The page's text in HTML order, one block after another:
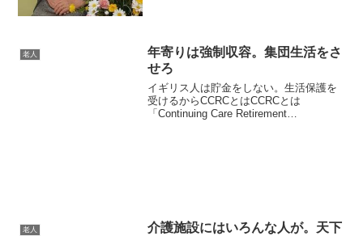
老人
年寄りは強制収容。集団生活をさ
せろ
イギリス人は貯金をしない。生活保護を
受けるからCCRCとはCCRCとは
「Continuing Care Retirement
老人
介護施設にはいろんな人が。天下